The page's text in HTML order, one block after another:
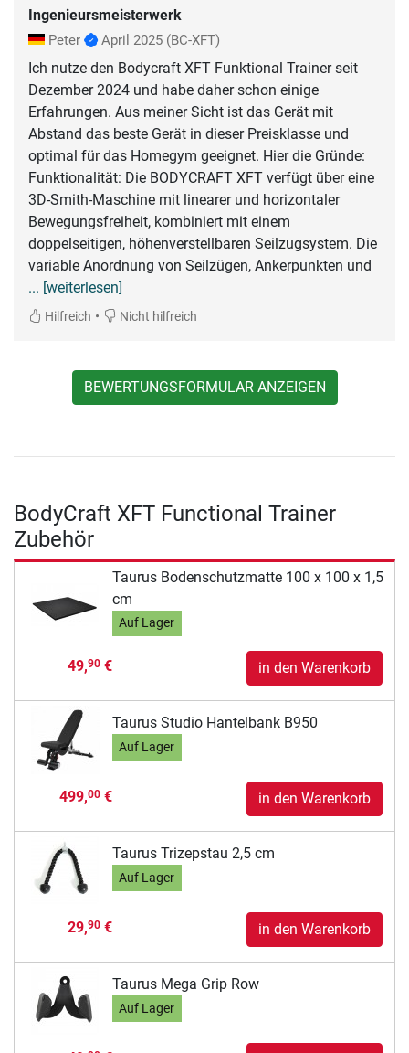
Ingenieursmeisterwerk
Peter April 2025 (BC-XFT)
Ich nutze den Bodycraft XFT Funktional Trainer seit
Dezember 2024 und habe daher schon einige
Erfahrungen. Aus meiner Sicht ist das Gerät mit
Abstand das beste Gerät in dieser Preisklasse und
optimal für das Homegym geeignet. Hier die Gründe:
Funktionalität: Die BODYCRAFT XFT verfügt über eine
3D-Smith-Maschine mit linearer und horizontaler
Bewegungsfreiheit, kombiniert mit einem
doppelseitigen, höhenverstellbaren Seilzugsystem. Die
variable Anordnung von Seilzügen, Ankerpunkten und
... [weiterlesen]
Hilfreich • Nicht hilfreich
BEWERTUNGSFORMULAR ANZEIGEN
BodyCraft XFT Functional Trainer
Zubehör
Taurus Bodenschutzmatte 100 x 100 x 1,5
cm
Auf Lager
49,90€ in den Warenkorb
Taurus Studio Hantelbank B950
Auf Lager
499,00€ in den Warenkorb
Taurus Trizepstau 2,5 cm
Auf Lager
29,90€ in den Warenkorb
Taurus Mega Grip Row
Auf Lager